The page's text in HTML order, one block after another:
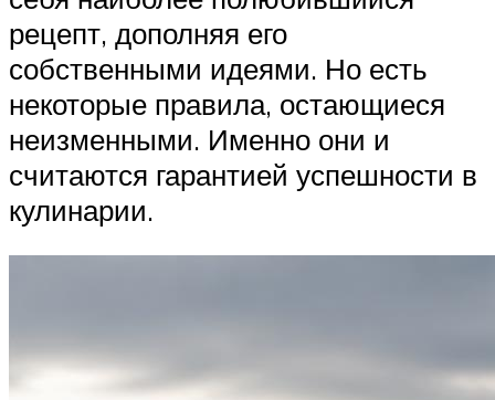
рецепт, дополняя его
собственными идеями. Но есть
некоторые правила, остающиеся
неизменными. Именно они и
считаются гарантией успешности в
кулинарии.